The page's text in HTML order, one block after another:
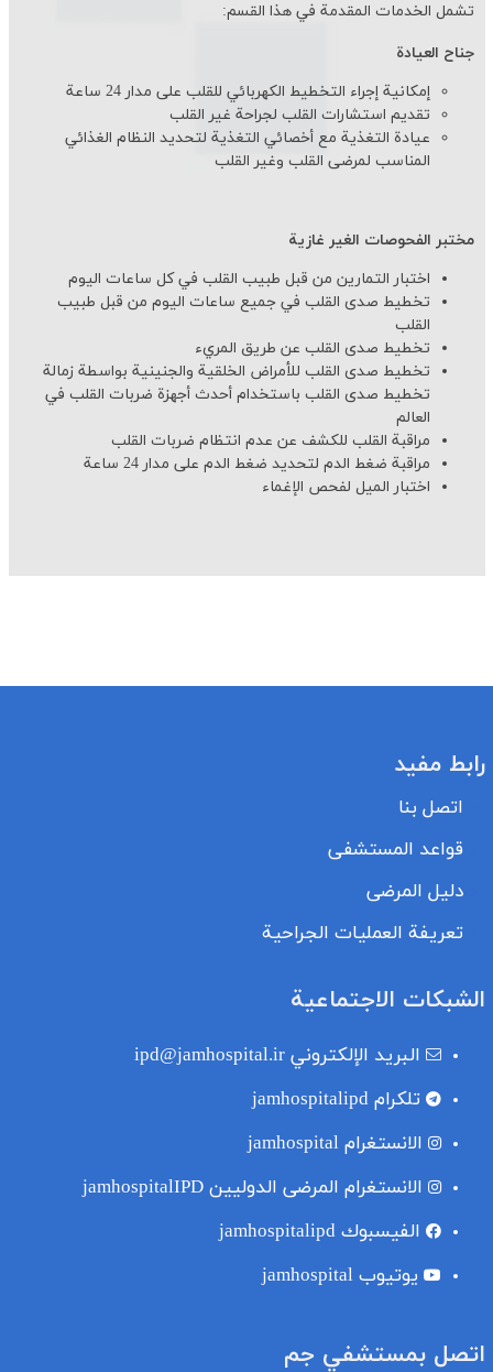
تشمل الخدمات المقدمة في هذا القسم:
جناح العيادة
إمکانیة إجراء التخطيط الكهربائي للقلب علی مدار 24 ساعة
تقديم استشارات القلب لجراحة غير القلب
عيادة التغذية مع أخصائي التغذية لتحديد النظام الغذائي
المناسب لمرضى القلب وغير القلب
مختبر الفحوصات الغير غازية
اختبار التمارين من قبل طبيب القلب في كل ساعات اليوم
تخطيط صدى القلب في جميع ساعات اليوم من قبل طبيب
القلب
تخطيط صدى القلب عن طريق المريء
تخطيط صدى القلب للأمراض الخلقية والجنينية بواسطة زمالة
تخطيط صدى القلب باستخدام أحدث أجهزة ضربات القلب في
العالم
مراقبة القلب للكشف عن عدم انتظام ضربات القلب
مراقبة ضغط الدم لتحديد ضغط الدم على مدار 24 ساعة
اختبار الميل لفحص الإغماء
رابط مفيد
اتصل بنا
قواعد المستشفى
دليل المرضى
تعريفة العمليات الجراحية
الشبكات الاجتماعية
البريد الإلكتروني ipd@jamhospital.ir
تلکرام jamhospitalipd
الانستغرام jamhospital
الانستغرام المرضى الدوليين jamhospitalIPD
الفيسبوك jamhospitalipd
یوتیوب jamhospital
اتصل بمستشفي جم